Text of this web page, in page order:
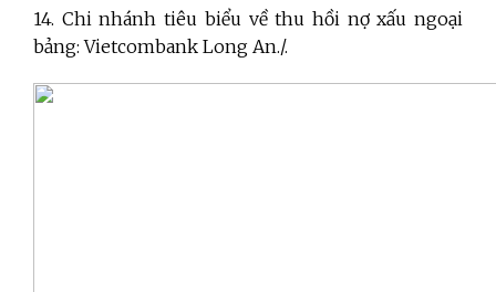
14. Chi nhánh tiêu biểu về thu hồi nợ xấu ngoại
bảng: Vietcombank Long An./.